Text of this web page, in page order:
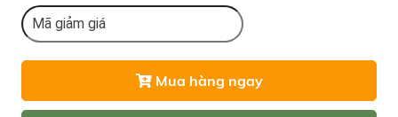
Mua hàng ngay